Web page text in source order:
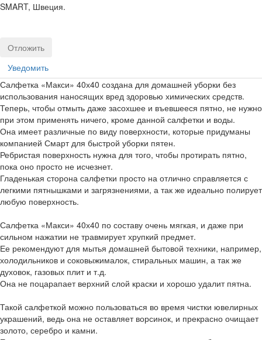
SMART, Швеция.
Отложить
Уведомить
Салфетка «Макси» 40х40 создана для домашней уборки без
использования наносящих вред здоровью химических средств.
Теперь, чтобы отмыть даже засохшее и въевшееся пятно, не нужно
при этом применять ничего, кроме данной салфетки и воды.
Она имеет различные по виду поверхности, которые придуманы
компанией Смарт для быстрой уборки пятен.
Ребристая поверхность нужна для того, чтобы протирать пятно,
пока оно просто не исчезнет.
Гладенькая сторона салфетки просто на отлично справляется с
легкими пятнышками и загрязнениями, а так же идеально полирует
любую поверхность.
Салфетка «Макси» 40х40 по составу очень мягкая, и даже при
сильном нажатии не травмирует хрупкий предмет.
Ее рекомендуют для мытья домашней бытовой техники, например,
холодильников и соковыжималок, стиральных машин, а так же
духовок, газовых плит и т.д.
Она не поцарапает верхний слой краски и хорошо удалит пятна.
Такой салфеткой можно пользоваться во время чистки ювелирных
украшений, ведь она не оставляет ворсинок, и прекрасно очищает
золото, серебро и камни.